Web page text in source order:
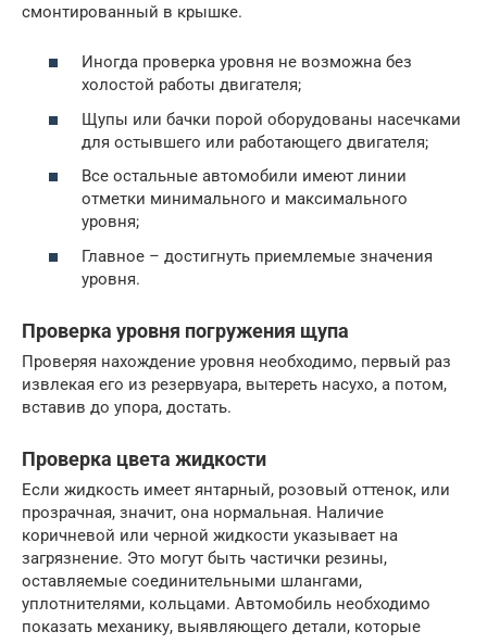
смонтированный в крышке.
Иногда проверка уровня не возможна без
холостой работы двигателя;
Щупы или бачки порой оборудованы насечками
для остывшего или работающего двигателя;
Все остальные автомобили имеют линии
отметки минимального и максимального
уровня;
Главное – достигнуть приемлемые значения
уровня.
Проверка уровня погружения щупа
Проверяя нахождение уровня необходимо, первый раз
извлекая его из резервуара, вытереть насухо, а потом,
вставив до упора, достать.
Проверка цвета жидкости
Если жидкость имеет янтарный, розовый оттенок, или
прозрачная, значит, она нормальная. Наличие
коричневой или черной жидкости указывает на
загрязнение. Это могут быть частички резины,
оставляемые соединительными шлангами,
уплотнителями, кольцами. Автомобиль необходимо
показать механику, выявляющего детали, которые